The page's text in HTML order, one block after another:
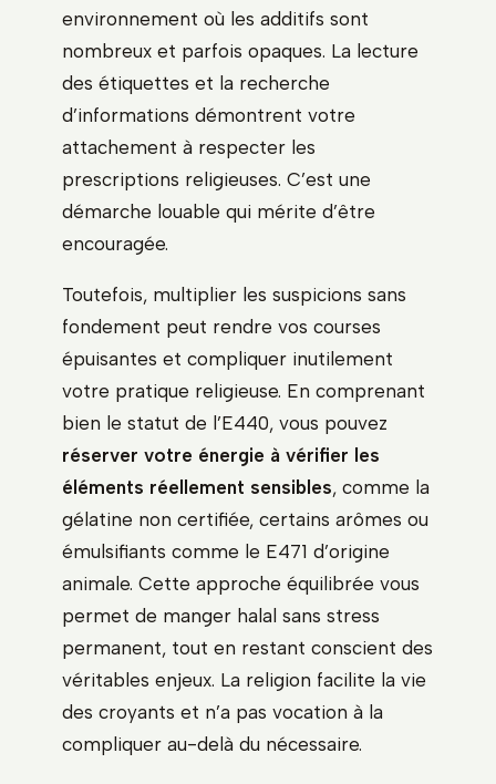
environnement où les additifs sont
nombreux et parfois opaques. La lecture
des étiquettes et la recherche
d’informations démontrent votre
attachement à respecter les
prescriptions religieuses. C’est une
démarche louable qui mérite d’être
encouragée.
Toutefois, multiplier les suspicions sans
fondement peut rendre vos courses
épuisantes et compliquer inutilement
votre pratique religieuse. En comprenant
bien le statut de l’E440, vous pouvez
réserver votre énergie à vérifier les
éléments réellement sensibles, comme la
gélatine non certifiée, certains arômes ou
émulsifiants comme le E471 d’origine
animale. Cette approche équilibrée vous
permet de manger halal sans stress
permanent, tout en restant conscient des
véritables enjeux. La religion facilite la vie
des croyants et n’a pas vocation à la
compliquer au-delà du nécessaire.